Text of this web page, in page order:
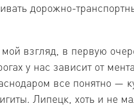
дорожно-
взгляд, в первую
у нас зависит от
все понятно —
Липецк, хоть и не